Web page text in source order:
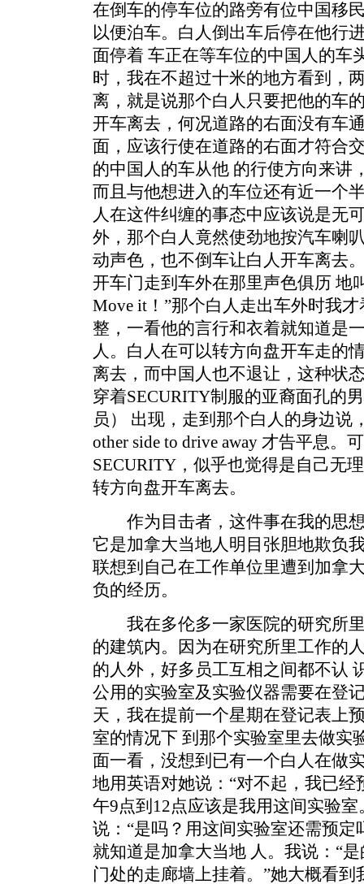
在倒车的停车位的路旁有位中国移
以便泊车。白人倒出车后停在他行
面停着 车正在等车位的中国人的车
时，我在不超过十米的地方看到，
离，就是说那个白人只要把他的车
开车离去，何况道路的右面没有车
面，应该行使在道路的右面才符合
的中国人的车从他 的行使方向来讲
而且与他想进入的车位还有近一个
人在这件纠缠的事态中应该说是无
外，那个白人竟然使劲地按汽车喇
动声色，也不倒车让白人开车离去
开车门走到车外在那里声色俱历 地
Move it！”那个白人走出车外时我
整，一看他的言行和衣着就知道是
人。白人在可以转方向盘开车走的
离去，而中国人也不退让，这种状
穿着SECURITY制服的亚裔面孔的
员） 出现，走到那个白人的身边说
other side to drive away 才告平息。
SECURITY，似乎也觉得是自己无
转方向盘开车离去。
作为目击者，这件事在我的思想
它是加拿大当地人明目张胆地欺负
联想到自己在工作单位里遭到加拿
负的经历。
我在多伦多一家医院的研究所里
的建筑内。因为在研究所里工作的
的人外，好多员工互相之间都不认
公用的实验室及实验仪器需要在登
天，我在提前一个星期在登记表上
室的情况下 到那个实验室里去做实
面一看，没想到已有一个白人在做
地用英语对她说：“对不起，我已
午9点到12点应该是我用这间实验
说：“是吗？用这间实验室还需预定
就知道是加拿大当地 人。我说：“
门处的走廊墙上挂着。”她大概看